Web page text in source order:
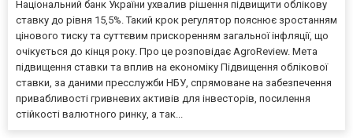
Національний банк України ухвалив рішення підвищити облікову
ставку до рівня 15,5%. Такий крок регулятор пояснює зростанням
цінового тиску та суттєвим прискоренням загальної інфляції, що
очікується до кінця року. Про це розповідає AgroReview. Мета
підвищення ставки та вплив на економіку Підвищення облікової
ставки, за даними пресслужби НБУ, спрямоване на забезпечення
привабливості гривневих активів для інвесторів, посилення
стійкості валютного ринку, а так...